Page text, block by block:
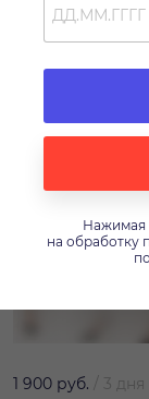
Нажимая
на обработку
1 900 руб.
3 дня